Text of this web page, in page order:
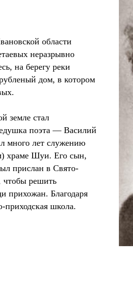
области
неразрывно
на берегу реки
дом, в котором
земле стал
поэта — Василий
много лет служению
храме Шуи. Его сын,
прислан в Свято-
чтобы решить
прихожан. Благодаря
приходская школа.